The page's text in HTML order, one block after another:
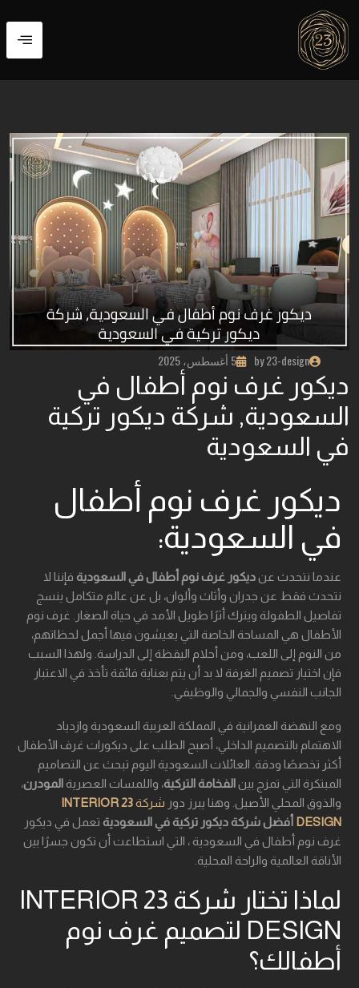
by 23-design 5 أغسطس، 2025
ديكور غرف نوم أطفال في
السعودية, شركة ديكور تركية
في السعودية
ديكور غرف نوم أطفال
في السعودية:
عندما نتحدث عنديكور غرف نوم أطفال في السعودية فإننا لا
نتحدث فقط عن جدران وأثاث وألوان، بل عن عالم متكامل ينسج
تفاصيل الطفولة ويترك أثرًا طويل الأمد في حياة الصغار. غرف نوم
الأطفال هي المساحة الخاصة التي يعيشون فيها أجمل لحظاتهم،
من النوم إلى اللعب، ومن أحلام اليقظة إلى الدراسة. ولهذا السبب
فإن اختيار تصميم الغرفة لا بد أن يتم بعناية فائقة تأخذ في الاعتبار
الجانب النفسي والجمالي والوظيفي.
ومع النهضة العمرانية في المملكة العربية السعودية وازدياد
الاهتمام بالتصميم الداخلي، أصبح الطلب على ديكورات غرف الأطفال
أكثر تخصصًا ودقة. العائلات السعودية اليوم تبحث عن التصاميم
المبتكرة التي تمزج بينالفخامة التركية، واللمسات العصرية المودرن،
والذوق المحلي الأصيل. وهنا يبرز دور شركة
23 INTERIOR
DESIGN أفضل شركة ديكور تركية في السعودية تعمل في ديكور
غرف نوم أطفال في السعودية ، التي استطاعت أن تكون جسرًا بين
الأناقة العالمية والراحة المحلية.
لماذا تختار شركة 23 INTERIOR
DESIGN لتصميم غرف نوم
أطفالك؟